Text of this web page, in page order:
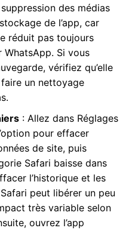
des médias
de l’app, car
réduit pas toujours
WhatsApp. Si vous
vérifiez qu’elle
un nettoyage
: Allez dans Réglages
pour effacer
de site, puis
Safari baisse dans
l’historique et les
peut libérer un peu
très variable selon
ouvrez l’app